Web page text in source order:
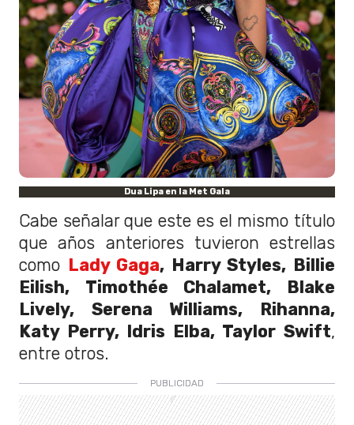
Dua Lipa en la Met Gala
Cabe señalar que este es el mismo título
que años anteriores tuvieron estrellas
como Lady Gaga, Harry Styles, Billie
Eilish, Timothée Chalamet, Blake
Lively, Serena Williams, Rihanna,
Katy Perry, Idris Elba, Taylor Swift,
entre otros.